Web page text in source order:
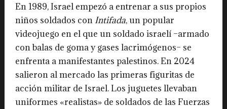
En 1989, Israel empezó a entrenar a sus propios
niños soldados conIntifada, un popular
videojuego en el que un soldado israelí –armado
con balas de goma y gases lacrimógenos– se
enfrenta a manifestantes palestinos. En 2024
salieron al mercado las primeras figuritas de
acción militar de Israel. Los juguetes llevaban
uniformes «realistas» de soldados de las Fuerzas